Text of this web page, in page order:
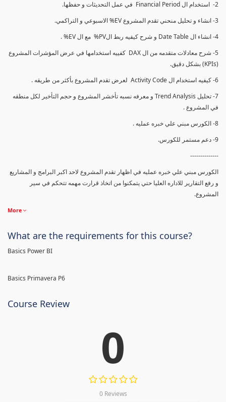
2- استخدام ال Financial Period في عمل التحديثات و حفظها.
3- انشاء و تحليل منحني تقدم المشروع EV% الاسبوعي و التراكمي.
4- انشاء ال Date Table و شرح كيفيه ربط الPV% مع ال EV% .
5- شرح معادلات متقدمه من ال DAX كفييه استخدامها في عرض المؤشرات المشروع
(KPIs) بشكل دقيق.
6- كيفيه استخدام ال Activity Code لعرض تقدم المشروع بأكثر من طريقه .
7- تحليل Trend Analysis و معرفه نسبه تأخشر المشروع و حجم التأخير لكل منطقه
في المشروع .
8- الكورس مبني علي خبره عمليه .
9- دعم مستمر للكورس.
--------------
الكورس مبني علي خبره عمليه في اظهار تقدم المشروع لاحد اكبر البرامج و المشاريع
و رفع التقارير للاداره العليا حتي يتمكنوا من اتخاذ قرارت مهمه تتحكم في سير
المشروع.
More
What are the requirements for this course?
Basics Power BI
Basics Primavera P6
Course Review
0
0 Reviews